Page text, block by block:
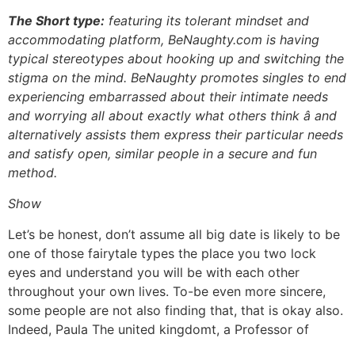
The Short type: featuring its tolerant mindset and
accommodating platform, BeNaughty.com is having
typical stereotypes about hooking up and switching the
stigma on the mind. BeNaughty promotes singles to end
experiencing embarrassed about their intimate needs
and worrying all about exactly what others think â and
alternatively assists them express their particular needs
and satisfy open, similar people in a secure and fun
method.
Show
Let’s be honest, don’t assume all big date is likely to be
one of those fairytale types the place you two lock
eyes and understand you will be with each other
throughout your own lives. To-be even more sincere,
some people are not also finding that, that is okay also.
Indeed, Paula The united kingdomt, a Professor of